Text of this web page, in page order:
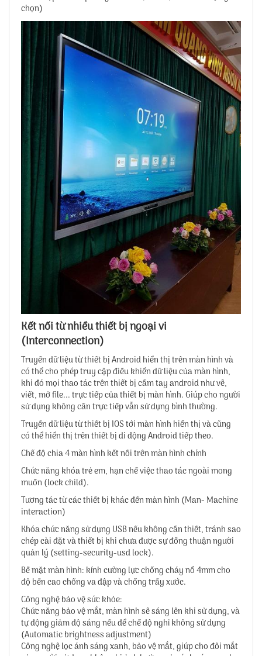
chọn)
Kết nối từ nhiều thiết bị ngoại vi
(Interconnection)
Truyền dữ liệu từ thiết bị Android hiển thị trên màn hình và
có thể cho phép truy cập điều khiển dữ liệu của màn hình,
khi đó mọi thao tác trên thiết bị cầm tay android như vẽ,
viết, mở file... trực tiếp của thiết bị màn hình. Giúp cho người
sử dụng không cần trực tiếp vẫn sử dụng bình thường.
Truyền dữ liệu từ thiết bị IOS tới màn hình hiển thị và cũng
có thể hiển thị trên thiết bị di động Android tiếp theo.
Chế độ chia 4 màn hình kết nối trên màn hình chính
Chức năng khóa trẻ em, hạn chế việc thao tác ngoài mong
muốn (lock child).
Tương tác từ các thiết bị khác đến màn hình (Man- Machine
interaction)
Khóa chức năng sử dụng USB nếu không cần thiết, tránh sao
chép cài đặt và thiết bị khi chưa được sự đồng thuận người
quản lý (setting-security-usd lock).
Bề mặt màn hình: kính cường lực chống cháy nổ 4mm cho
độ bền cao chống va đập và chống trầy xước.
Công nghệ bảo vệ sức khỏe:
Chức năng bảo vệ mắt, màn hình sẽ sáng lên khi sử dụng, và
tự động giảm độ sáng nếu để chế độ nghỉ không sử dụng
(Automatic brightness adjustment)
Công nghệ lọc ánh sáng xanh, bảo vệ mắt, giúp cho đôi mắt